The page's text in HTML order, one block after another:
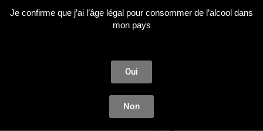
26,90€
Je confirme que j’ai l’âge légal pour consommer de l’alcool dans
mon pays
Oui
Non